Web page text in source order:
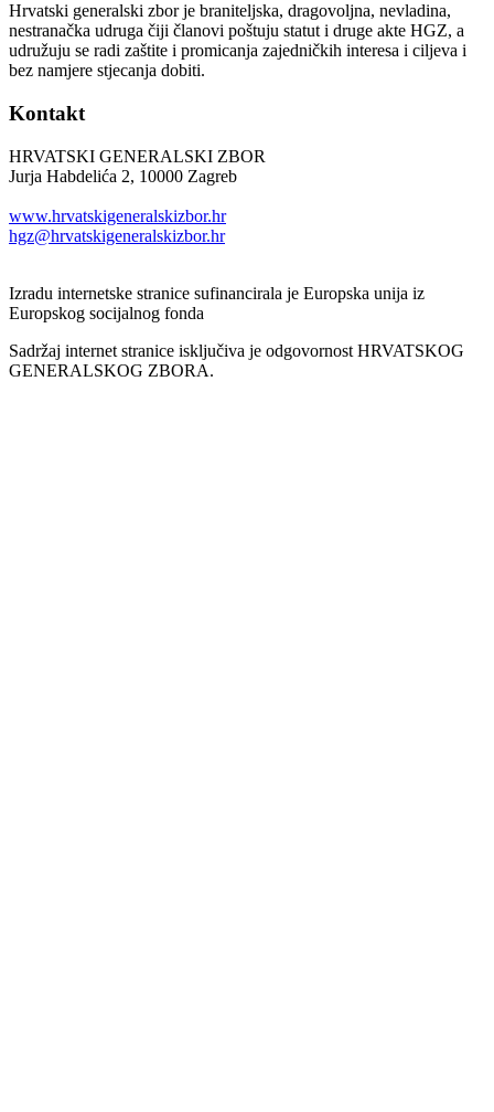
Hrvatski generalski zbor je braniteljska, dragovoljna, nevladina,
nestranačka udruga čiji članovi poštuju statut i druge akte HGZ, a
udružuju se radi zaštite i promicanja zajedničkih interesa i ciljeva i
bez namjere stjecanja dobiti.
Kontakt
HRVATSKI GENERALSKI ZBOR
Jurja Habdelića 2, 10000 Zagreb
www.hrvatskigeneralskizbor.hr
hgz@hrvatskigeneralskizbor.hr
Izradu internetske stranice sufinancirala je Europska unija iz
Europskog socijalnog fonda
Sadržaj internet stranice isključiva je odgovornost HRVATSKOG
GENERALSKOG ZBORA.